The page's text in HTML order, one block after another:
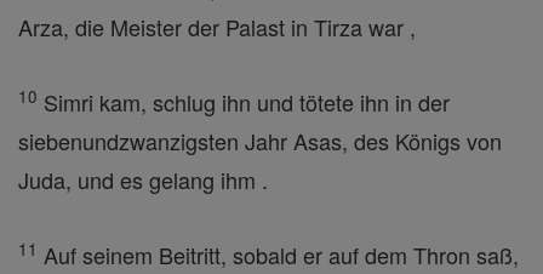
Arza, die Meister der Palast in Tirza war ,
10 Simri kam, schlug ihn und tötete ihn in der
siebenundzwanzigsten Jahr Asas, des Königs von
Juda, und es gelang ihm .
11 Auf seinem Beitritt, sobald er auf dem Thron saß,